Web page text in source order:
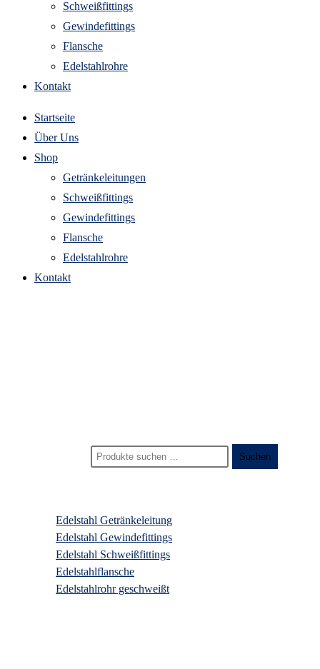
Schweißfittings
Gewindefittings
Flansche
Edelstahlrohre
Kontakt
Startseite
Über Uns
Shop
Getränkeleitungen
Schweißfittings
Gewindefittings
Flansche
Edelstahlrohre
Kontakt
Suchen
Edelstahl Getränkeleitung
Edelstahl Gewindefittings
Edelstahl Schweißfittings
Edelstahlflansche
Edelstahlrohr geschweißt